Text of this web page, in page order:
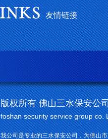
友情链接
版权所有 佛山三水保安公
foshan security service group co.
我公司是专业的三水保安公司，为佛山